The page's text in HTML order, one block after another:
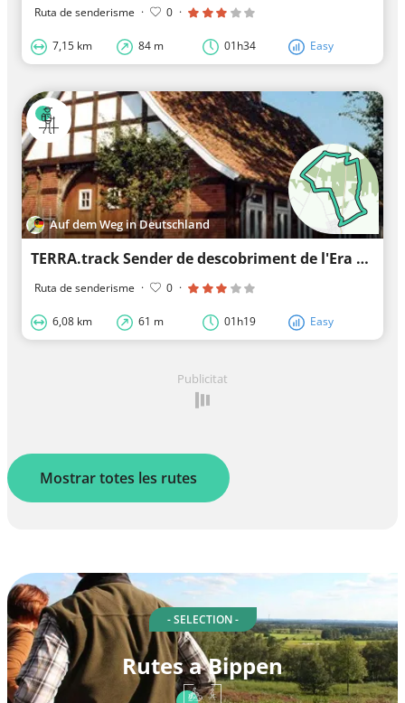
Ruta de senderisme · 0 ·
7,15 km 84 m 01h34 Easy
Auf dem Weg in Deutschland
TERRA.track Sender de descobriment de l'Era de gel
Ruta de senderisme · 0 ·
6,08 km 61 m 01h19 Easy
Publicitat
Mostrar totes les rutes
- SELECTION -
Rutes a Bippen